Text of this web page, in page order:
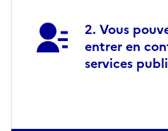
Vous
entrer en
services